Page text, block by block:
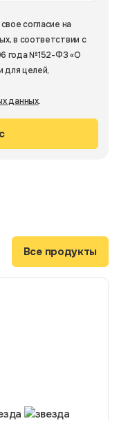
согласие на
в соответствии с
года №152-ФЗ «О
для целей,
данных.
Все продукты